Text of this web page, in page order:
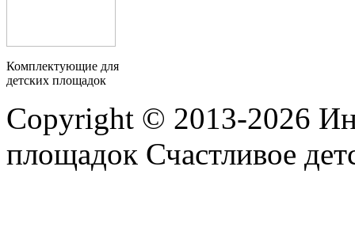
Комплектующие для
детских площадок
Copyright © 2013-2026
площадок Счастливое